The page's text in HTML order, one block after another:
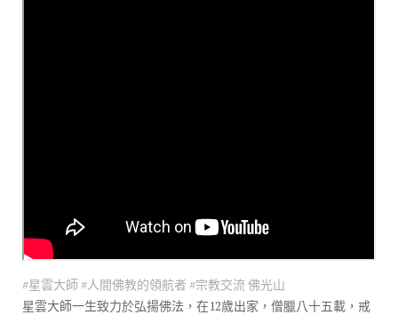
#星雲大師 #人間佛教的領航者 #宗教交流 佛光山
星雲大師一生致力於弘揚佛法，在12歲出家，僧臘八十五載，戒